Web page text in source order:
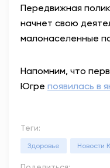
Передвижная
начнет свою
малонаселенные
Напомним, что
Югре появилась в
Теги:
Здоровье Новости